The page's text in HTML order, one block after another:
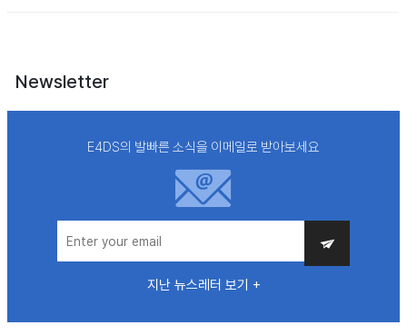
Newsletter
E4DS의 발빠른 소식을 이메일로 받아보세요
지난 뉴스레터 보기 +